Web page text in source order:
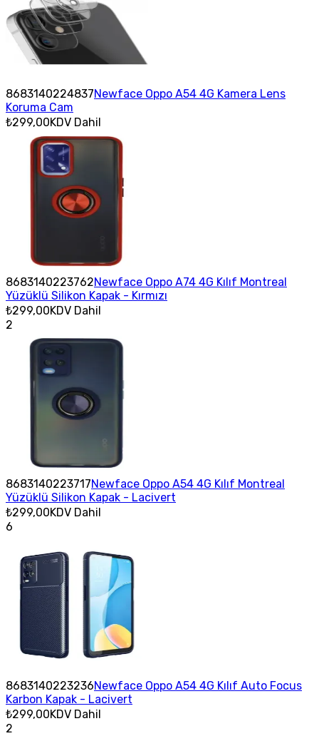
8683140224837Newface Oppo A54 4G Kamera Lens
Koruma Cam
₺299,00KDV Dahil
8683140223762Newface Oppo A74 4G Kılıf Montreal
Yüzüklü Silikon Kapak - Kırmızı
₺299,00KDV Dahil
2
8683140223717Newface Oppo A54 4G Kılıf Montreal
Yüzüklü Silikon Kapak - Lacivert
₺299,00KDV Dahil
6
8683140223236Newface Oppo A54 4G Kılıf Auto Focus
Karbon Kapak - Lacivert
₺299,00KDV Dahil
2